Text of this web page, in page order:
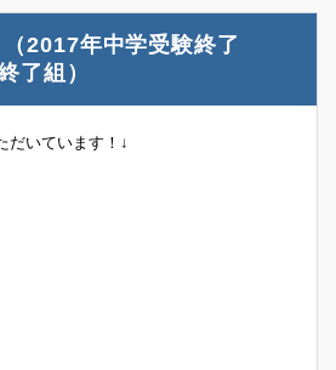
（2017年中学受験終了
了組）
だいています！↓